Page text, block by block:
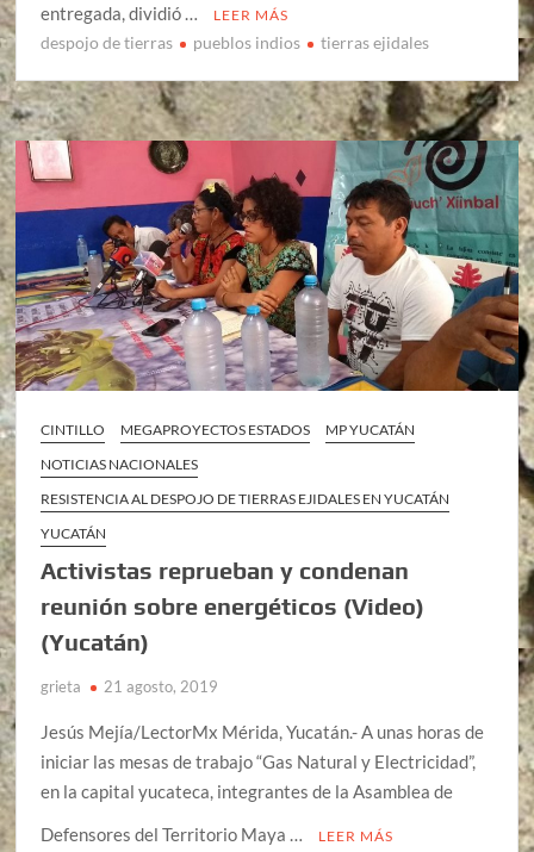
entregada, dividió …
LEER MÁS
despojo de tierras pueblos indios tierras ejidales
CINTILLO MEGAPROYECTOS ESTADOS
MP YUCATÁN
NOTICIAS NACIONALES
RESISTENCIA AL DESPOJO DE TIERRAS EJIDALES EN YUCATÁN
YUCATÁN
Activistas reprueban y condenan
reunión sobre energéticos (Video)
(Yucatán)
grieta 21 agosto, 2019
Jesús Mejía/LectorMx Mérida, Yucatán.- A unas horas de
iniciar las mesas de trabajo “Gas Natural y Electricidad”,
en la capital yucateca, integrantes de la Asamblea de
Defensores del Territorio Maya …
LEER MÁS